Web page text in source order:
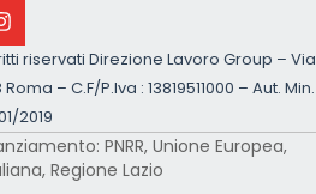
riservati Direzione Lavoro Group – Via
– C.F/P.Iva : 13819511000 – Aut. Min.
2019